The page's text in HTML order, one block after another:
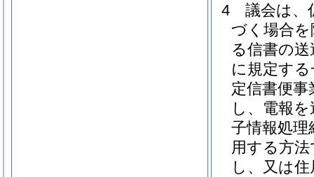
4
議会は、
づく場合
る信書の
に規定す
定信書便
し、電報
子情報処
用する方
し、又は